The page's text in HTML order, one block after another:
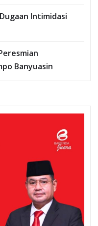
Intimidasi
Banyuasin